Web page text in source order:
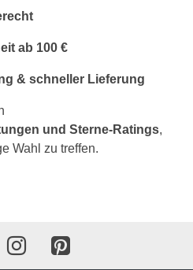
ab 100 €
& schneller Lieferung
und Sterne-Ratings,
Wahl zu treffen.